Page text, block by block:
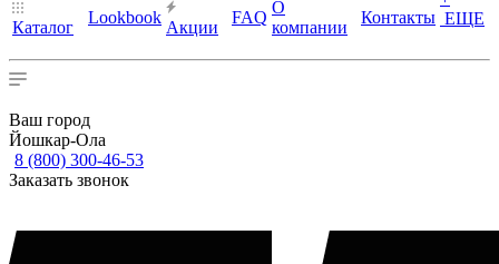
Каталог
Lookbook
Акции
FAQ
О
компании
Контакты ЕЩЕ
Ваш город
Йошкар-Ола
8 (800) 300-46-53
Заказать звонок